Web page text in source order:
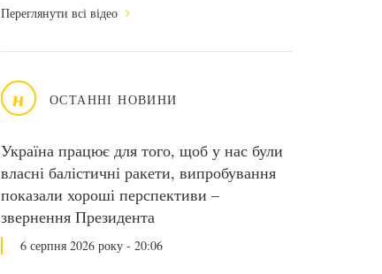
Переглянути всі відео
н ОСТАННІ НОВИНИ
Україна працює для того, щоб у нас були
власні балістичні ракети, випробування
показали хороші перспективи –
звернення Президента
6 серпня 2026 року - 20:06